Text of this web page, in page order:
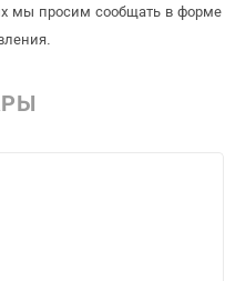
мы просим сообщать в форме